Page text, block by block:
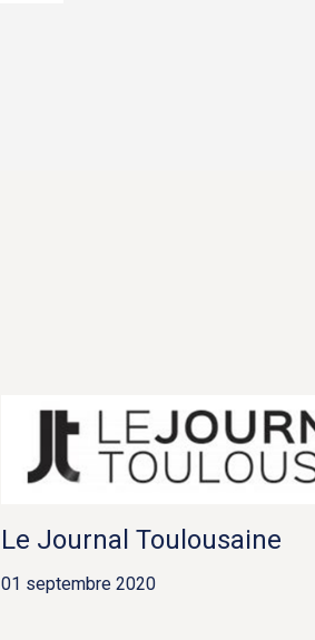
Le Journal Toulousaine
01 septembre 2020